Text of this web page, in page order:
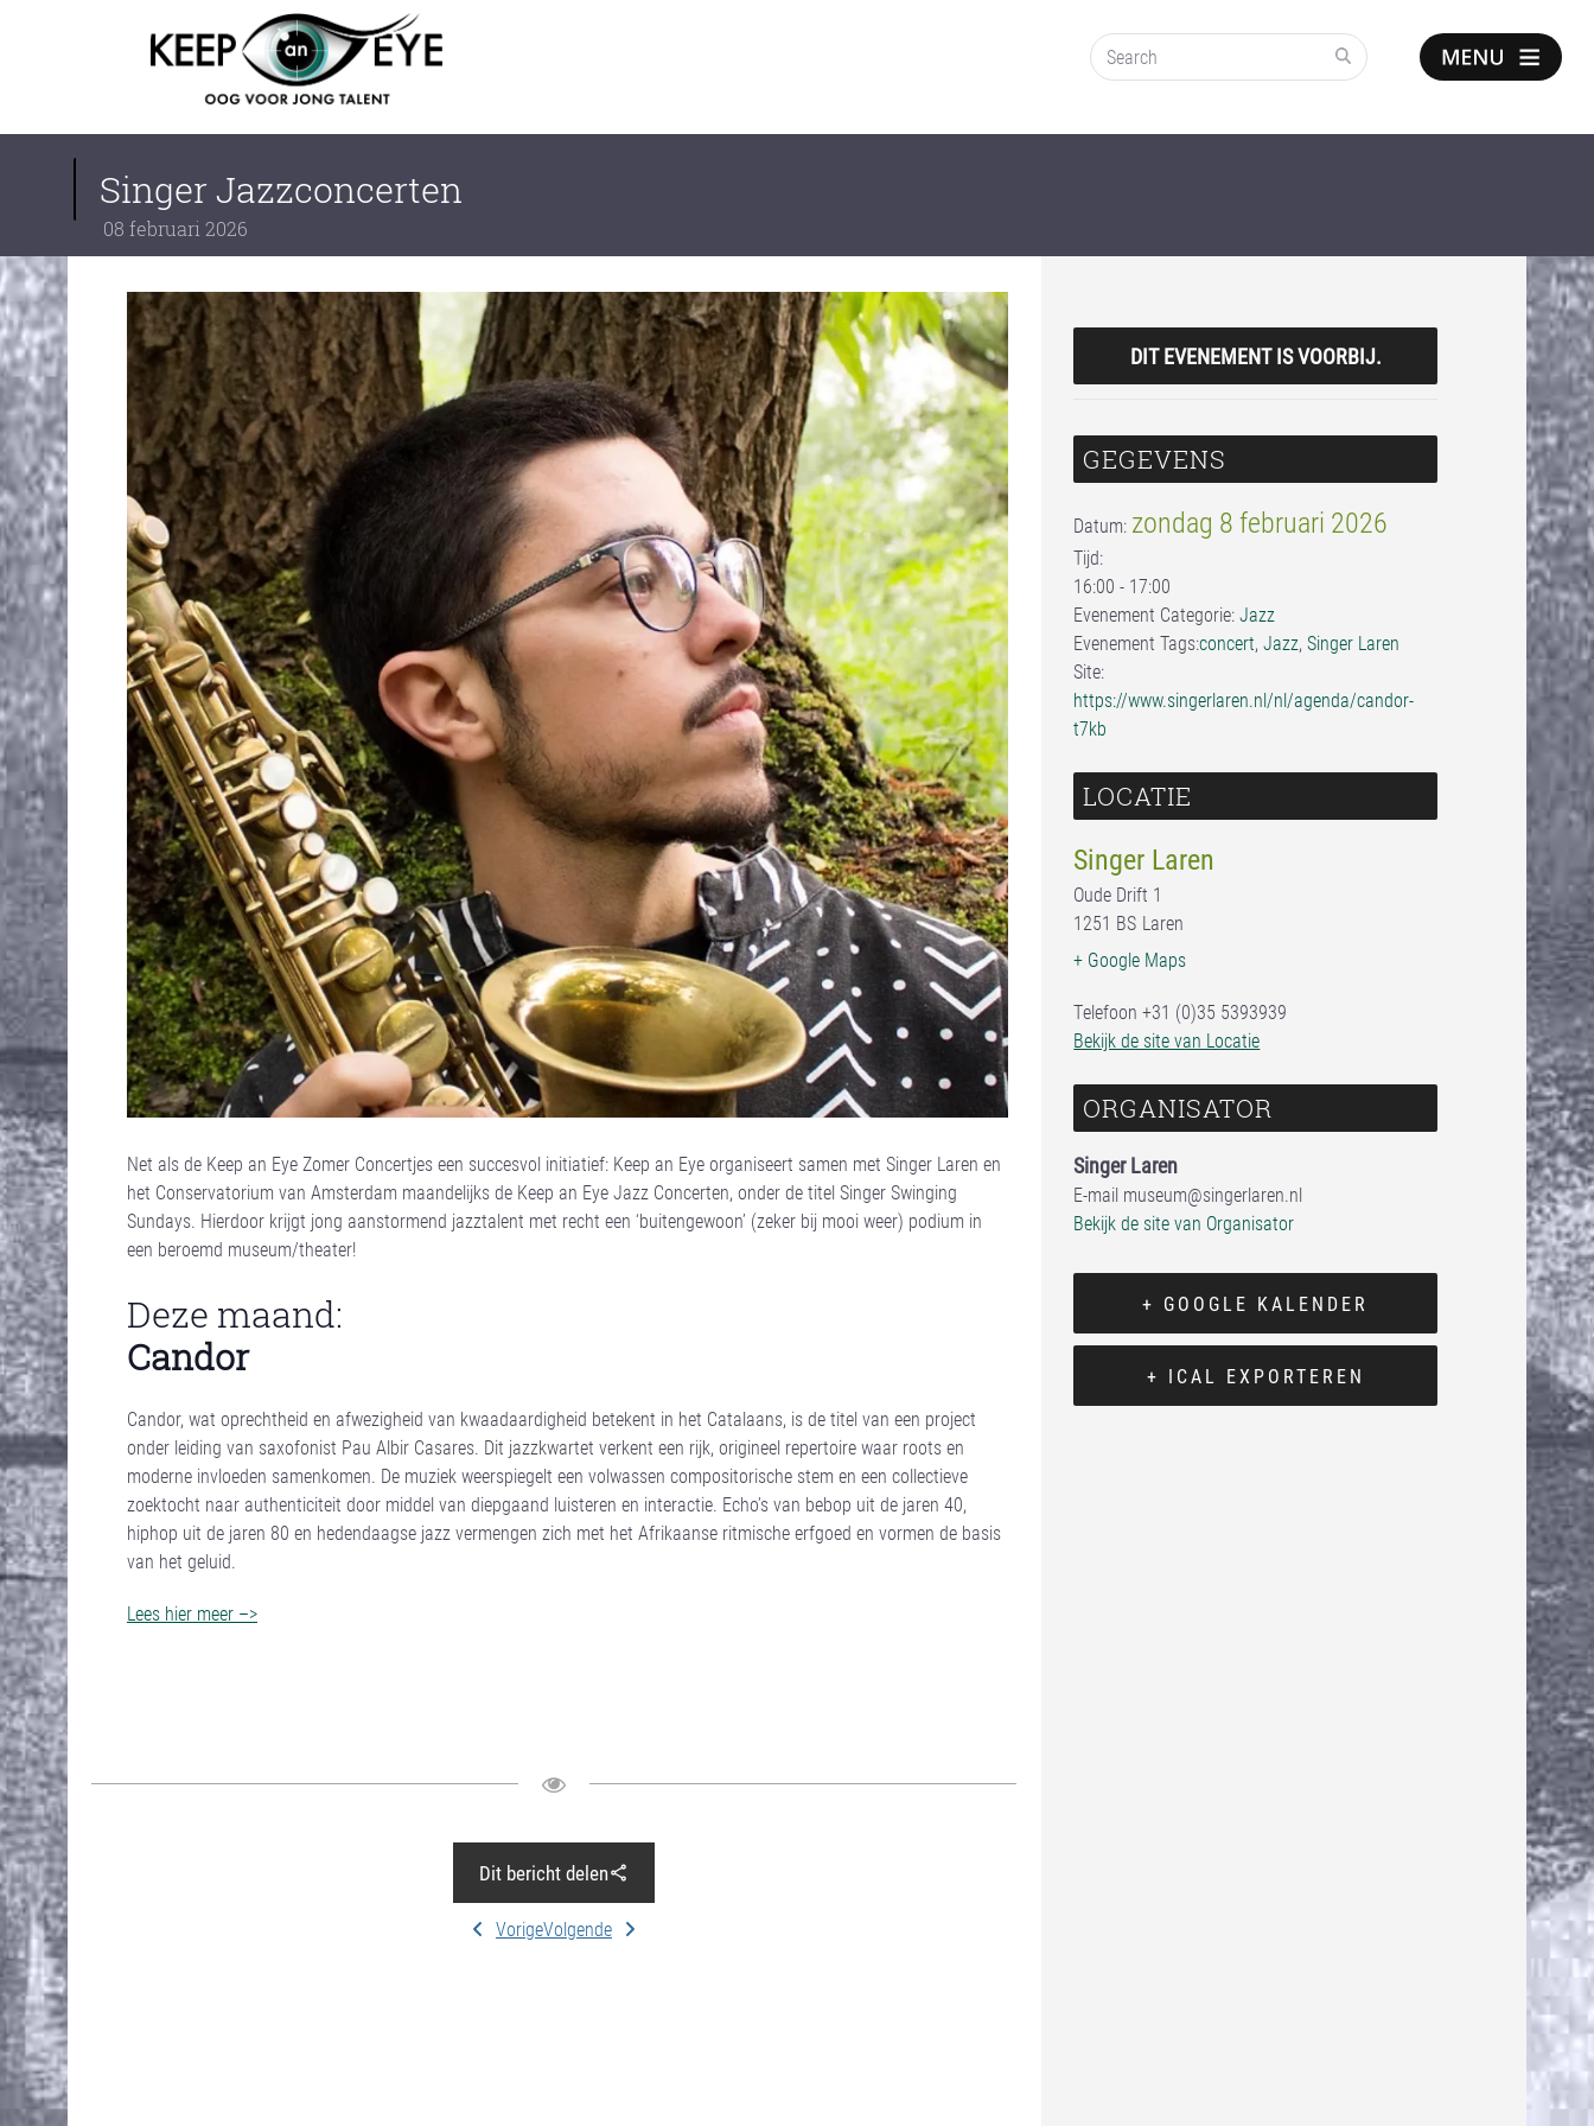
Show
notice
Search
Singer Jazzconcerten
08 februari 2026
Net als de Keep an Eye Zomer Concertjes een succesvol initiatief: Keep an Eye organiseert samen met Singer Laren en
het Conservatorium van Amsterdam maandelijks de Keep an Eye Jazz Concerten, onder de titel Singer Swinging
Sundays. Hierdoor krijgt jong aanstormend jazztalent met recht een ‘buitengewoon’ (zeker bij mooi weer) podium in
een beroemd museum/theater!
Deze maand:
Candor
Candor, wat oprechtheid en afwezigheid van kwaadaardigheid betekent in het Catalaans, is de titel van een project
onder leiding van saxofonist Pau Albir Casares. Dit jazzkwartet verkent een rijk, origineel repertoire waar roots en
moderne invloeden samenkomen. De muziek weerspiegelt een volwassen compositorische stem en een collectieve
zoektocht naar authenticiteit door middel van diepgaand luisteren en interactie. Echo’s van bebop uit de jaren 40,
hiphop uit de jaren 80 en hedendaagse jazz vermengen zich met het Afrikaanse ritmische erfgoed en vormen de basis
van het geluid.
Lees hier meer –>
DIT EVENEMENT IS VOORBIJ.
GEGEVENS
Datum: zondag 8 februari 2026
Tijd:
16:00 - 17:00
Evenement Categorie: Jazz
Evenement Tags:concert,Jazz,Singer Laren
Site:
https://www.singerlaren.nl/nl/agenda/candor-
t7kb
LOCATIE
Singer Laren
Oude Drift 1
Laren
1251 BS
+ Google Maps
Telefoon +31 (0)35 5393939
Bekijk de site van Locatie
ORGANISATOR
Singer Laren
E-mail museum@singerlaren.nl
Bekijk de site van Organisator
+ GOOGLE KALENDER
+ ICAL EXPORTEREN
Dit bericht delen
VorigeVolgende